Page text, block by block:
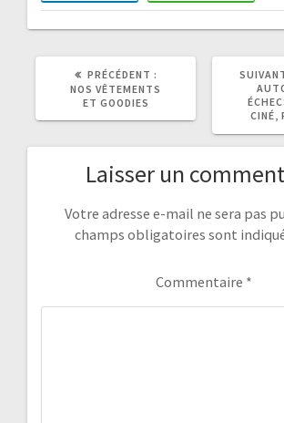
PRÉCÉDENT :
PRÉCÉDENT
NOS VÊTEMENTS
ET GOODIES
CINÉ,
Laisser un
Votre adresse e-mail ne sera pas
champs obligatoires sont
Commentaire *